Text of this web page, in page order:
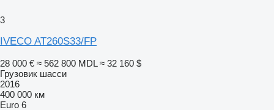
3
IVECO AT260S33/FP
28 000 € ≈ 562 800 MDL ≈ 32 160 $
Грузовик шасси
2016
400 000 км
Euro 6